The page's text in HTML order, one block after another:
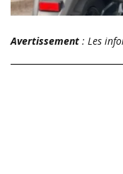
Avertissement : Les